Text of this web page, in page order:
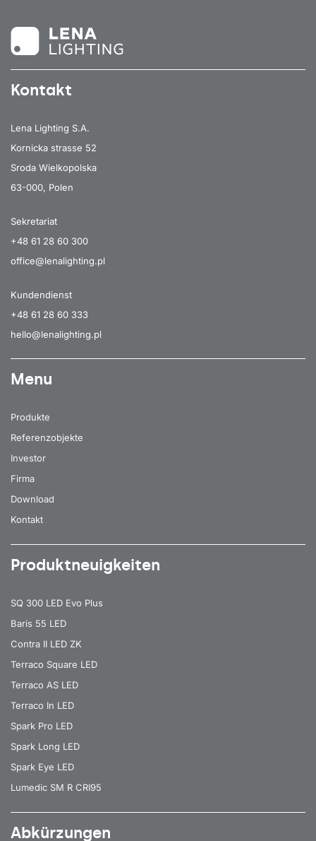
Kontakt
Lena Lighting S.A.
Kornicka strasse 52
Sroda Wielkopolska
63-000, Polen
Sekretariat
+48 61 28 60 300
office@lenalighting.pl
Kundendienst
+48 61 28 60 333
hello@lenalighting.pl
Menu
Produkte
Referenzobjekte
Investor
Firma
Download
Kontakt
Produktneuigkeiten
SQ 300 LED Evo Plus
Baris 55 LED
Contra II LED ZK
Terraco Square LED
Terraco AS LED
Terraco In LED
Spark Pro LED
Spark Long LED
Spark Eye LED
Lumedic SM R CRI95
Abkürzungen